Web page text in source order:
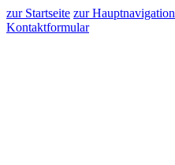
zur Startseite zur Hauptnavigation
Kontaktformular